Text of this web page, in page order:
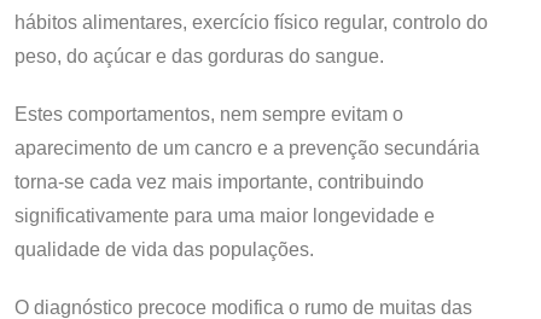
hábitos alimentares, exercício físico regular, controlo do
peso, do açúcar e das gorduras do sangue.
Estes comportamentos, nem sempre evitam o
aparecimento de um cancro e a prevenção secundária
torna-se cada vez mais importante, contribuindo
significativamente para uma maior longevidade e
qualidade de vida das populações.
O diagnóstico precoce modifica o rumo de muitas das